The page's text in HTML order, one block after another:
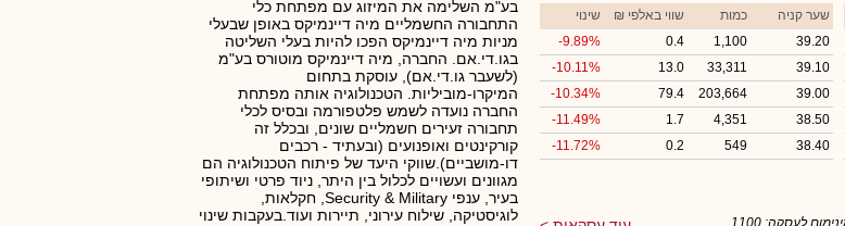
שער קניה כמות ₪ שווי באלפי
שינוי
39.20
1,100
0.4
-9.89%
39.10
33,311
13.0
-10.11%
39.00
203,664
79.4
-10.34%
38.50
4,351
1.7
-11.49%
38.40
549
0.2
-11.72%
לעסקה: 1100
בע"מ השלימה את המיזוג עם מפתחת כלי
התחבורה החשמליים מיה דיינמיקס באופן שבעלי
מניות מיה דיינמיקס הפכו להיות בעלי השליטה
בגו.די.אם. החברה, מיה דיינמיקס מוטורס בע"מ
(לשעבר גו.די.אם), עוסקת בתחום
המיקרו-מוביליות. הטכנולוגיה אותה מפתחת
החברה נועדה לשמש פלטפורמה ובסיס לכלי
תחבורה זעירים חשמליים שונים, ובכלל זה
קורקינטים ואופנועים (ובעתיד - רכבים
דו-מושביים).שווקי היעד של פיתוח הטכנולוגיה הם
מגוונים ועשויים לכלול בין היתר, ניוד פרטי ושיתופי
בעיר, ענפי Security & Military, חקלאות,
לוגיסטיקה, שילוח עירוני, תיירות ועוד.בעקבות שינוי